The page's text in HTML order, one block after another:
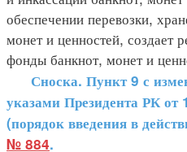
обеспечении перевозки,
монет и ценностей, создает
фонды банкнот, монет и
Сноска. Пункт 9 с
указами Президента РК от
(порядок введения в
№ 884.